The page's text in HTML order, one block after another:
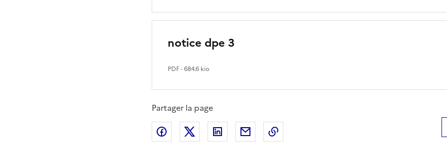
notice dpe 3
PDF- 684.6 kio
Partager la page
Partager sur Facebook
Partager sur XPartager sur LinkedIn
Partager par emailCopier le lien de la page dans le presse-